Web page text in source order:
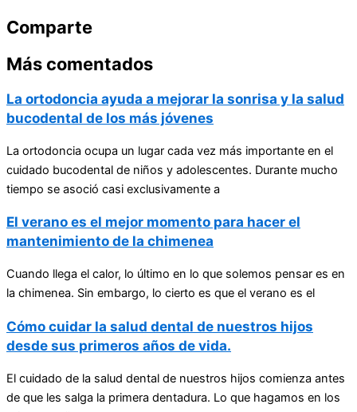
Comparte
Más comentados
La ortodoncia ayuda a mejorar la sonrisa y la salud
bucodental de los más jóvenes
La ortodoncia ocupa un lugar cada vez más importante en el
cuidado bucodental de niños y adolescentes. Durante mucho
tiempo se asoció casi exclusivamente a
El verano es el mejor momento para hacer el
mantenimiento de la chimenea
Cuando llega el calor, lo último en lo que solemos pensar es en
la chimenea. Sin embargo, lo cierto es que el verano es el
Cómo cuidar la salud dental de nuestros hijos
desde sus primeros años de vida.
El cuidado de la salud dental de nuestros hijos comienza antes
de que les salga la primera dentadura. Lo que hagamos en los